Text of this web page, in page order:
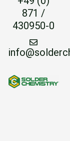
871 /
430950-0